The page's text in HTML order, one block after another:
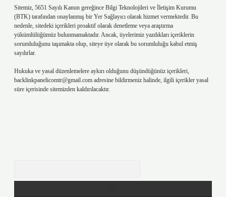
Sitemiz, 5651 Sayılı Kanun gereğince Bilgi Teknolojileri ve İletişim Kurumu
(BTK) tarafından onaylanmış bir Yer Sağlayıcı olarak hizmet vermektedir. Bu
nedenle, sitedeki içerikleri proaktif olarak denetleme veya araştırma
yükümlülüğümüz bulunmamaktadır. Ancak, üyelerimiz yazdıkları içeriklerin
sorumluluğunu taşımakta olup, siteye üye olarak bu sorumluluğu kabul etmiş
sayılırlar.
Hukuka ve yasal düzenlemelere aykırı olduğunu düşündüğünüz içerikleri,
backlinkpanelicomtr@gmail.com adresine bildirmeniz halinde, ilgili içerikler yasal
süre içerisinde sitemizden kaldırılacaktır.